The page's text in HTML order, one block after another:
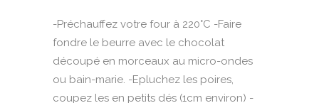
-Préchauffez votre four à 220°C -Faire
fondre le beurre avec le chocolat
découpé en morceaux au micro-ondes
ou bain-marie. -Epluchez les poires,
coupez les en petits dés (1cm environ) -